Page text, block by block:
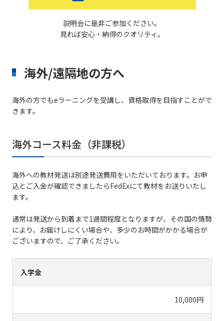
説明会に是非ご参加ください。
見れば安心・納得のクオリティ。
海外/遠隔地の方へ
海外の方でもeラーニングを受講し、資格取得を目指すことがで
きます。
海外コース料金（非課税）
海外への教材発送は別途発送費⽤をいただいております。お申
込とご⼊⾦が確認できましたらFedExにて教材をお送りいたし
ます。
通常は発送から到着まで1週間程度となりますが、その国の情勢
により、お届けしにくい場合や、多少のお時間がかかる場合が
ございますので、ご了承ください。
入学金
10,000円